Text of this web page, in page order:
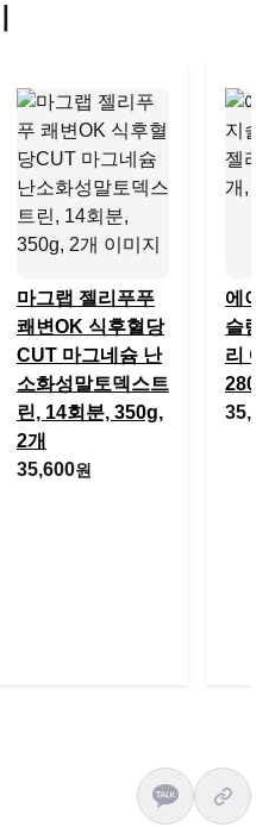
마그랩 젤리푸푸
쾌변OK 식후혈당
CUT 마그네슘 난
소화성말토덱스트
린, 14회분, 350g,
2개
35,600원
에이
슬림
리 애
280g